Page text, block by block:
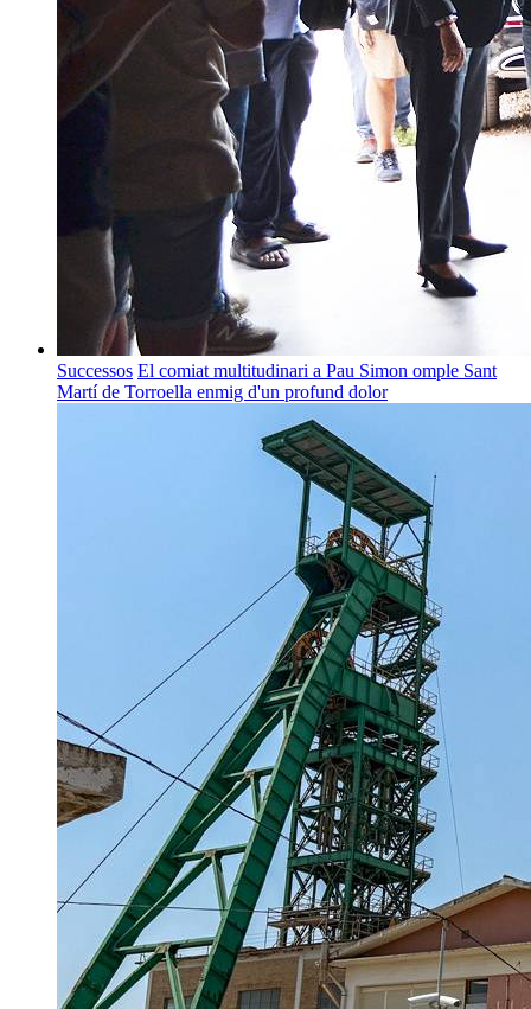
Successos El comiat multitudinari a Pau Simon omple Sant
Martí de Torroella enmig d'un profund dolor